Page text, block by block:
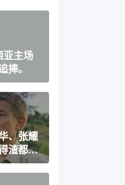
亚主场
捧。
、张耀
渣都不